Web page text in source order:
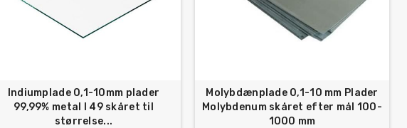
Indiumplade 0,1-10mm plader
99,99% metal I 49 skåret til
størrelse...
Molybdænplade 0,1-10 mm Plader
Molybdenum skåret efter mål 100-
1000 mm